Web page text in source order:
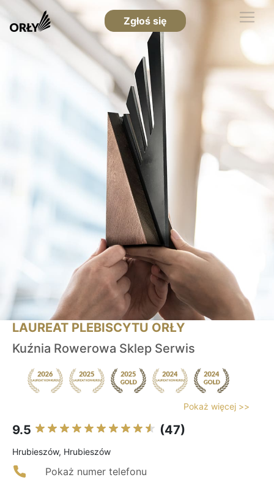
Zgłoś się
LAUREAT PLEBISCYTU ORŁY
Kuźnia Rowerowa Sklep Serwis
Pokaż więcej >>
9.5 (47)
Hrubieszów, Hrubieszów
Pokaż numer telefonu